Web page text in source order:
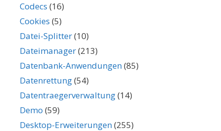
Codecs (16)
Cookies (5)
Datei-Splitter(10)
Dateimanager(213)
Datenbank-Anwendungen(85)
Datenrettung(54)
Datentraegerverwaltung(14)
Demo (59)
Desktop-Erweiterungen(255)